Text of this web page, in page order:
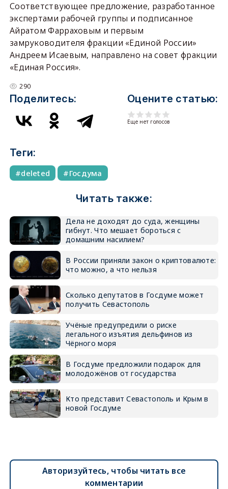
Соответствующее предложение, разработанное
экспертами рабочей группы и подписанное
Айратом Фарраховым и первым
замруководителя фракции «Единой России»
Андреем Исаевым, направлено на совет фракции
«Единая Россия».
290
Поделитесь: Оцените статью:
Еще нет голосов
Теги:
deleted Госдума
Читать также:
Дела не доходят до суда, женщины
гибнут. Что мешает бороться с
домашним насилием?
В России приняли закон о криптовалюте:
что можно, а что нельзя
Сколько депутатов в Госдуме может
получить Севастополь
Учёные предупредили о риске
легального изъятия дельфинов из
Чёрного моря
В Госдуме предложили подарок для
молодожёнов от государства
Кто представит Севастополь и Крым в
новой Госдуме
Авторизуйтесь, чтобы читать все
комментарии